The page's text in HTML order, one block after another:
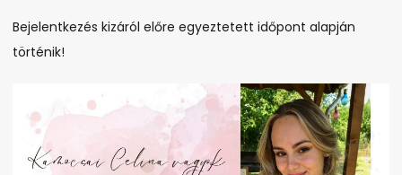
Bejelentkezés kizáról előre egyeztetett időpont alapján
történik!